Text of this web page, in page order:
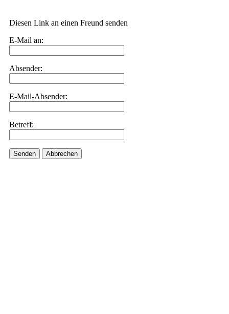
Diesen Link an einen Freund senden
E-Mail an:
Absender:
E-Mail-Absender:
Betreff:
Senden Abbrechen